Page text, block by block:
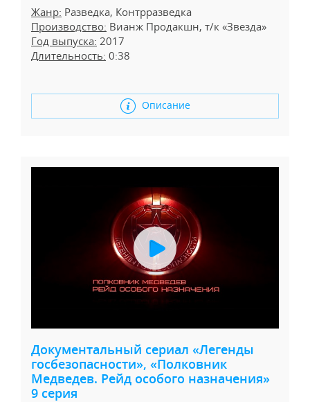
Жанр: Разведка, Контрразведка
Производство: Вианж Продакшн, т/к «Звезда»
Год выпуска: 2017
Длительность: 0:38
Описание
Документальный сериал «Легенды
госбезопасности», «Полковник
Медведев. Рейд особого назначения»
9 серия